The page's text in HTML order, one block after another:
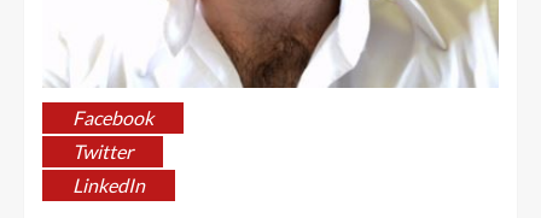
Facebook
Twitter
LinkedIn